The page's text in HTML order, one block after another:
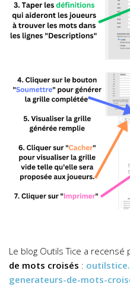
Le blog Outils Tice a
de mots croisés :
generateurs-de-mots-